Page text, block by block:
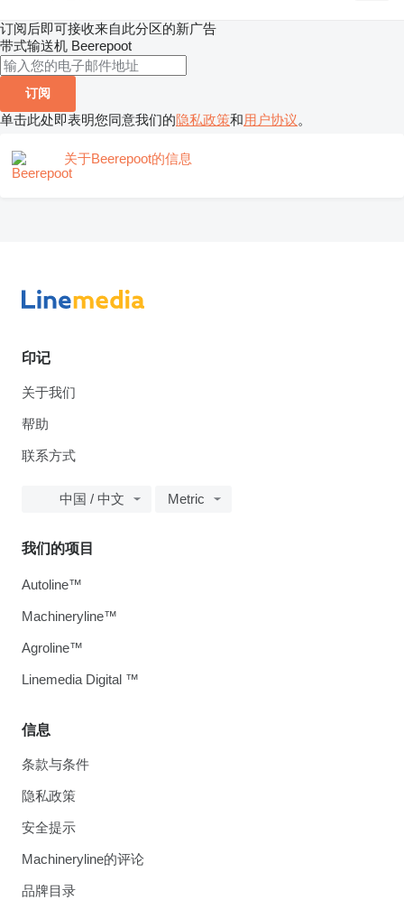
订阅后即可接收来自此分区的新广告
带式输送机 Beerepoot
订阅
单击此处即表明您同意我们的隐私政策和用户协议。
关于Beerepoot的信息
印记
关于我们
帮助
联系方式
中国 / 中文 Metric
信息
条款与条件
隐私政策
安全提示
Machineryline的评论
品牌目录
我们的项目
Autoline™
Machineryline™
Agroline™
Linemedia Digital ™